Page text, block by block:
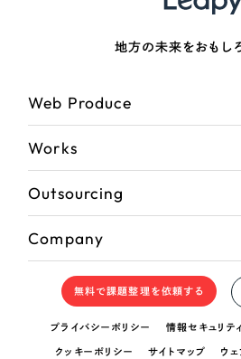
地方の未来をおもしろ
Web Produce
Works
Outsourcing
Company
無料で課題整理を依頼する
プライバシーポリシー 情報セキュリテ
クッキーポリシー サイトマップ ウ